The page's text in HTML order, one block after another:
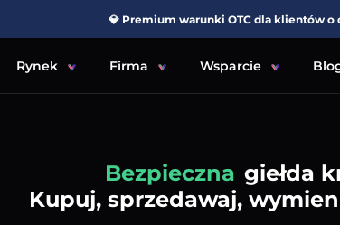
💎 Premium warunki OTC dla klientów o
Rynek Firma Wsparcie
Prosta
giełda
Kupuj, sprzedawaj,